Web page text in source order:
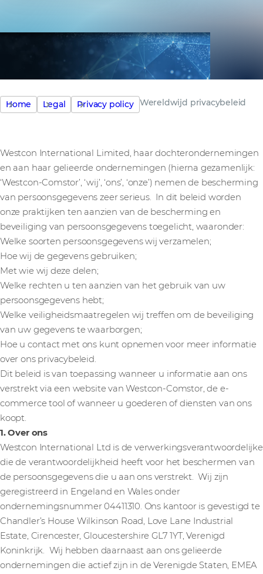
Home Legal Privacy policy Wereldwijd privacybeleid
Westcon International Limited, haar dochterondernemingen
en aan haar gelieerde ondernemingen (hierna gezamenlijk:
‘Westcon-Comstor’, ‘wij’, ‘ons’, ‘onze’) nemen de bescherming
van persoonsgegevens zeer serieus. In dit beleid worden
onze praktijken ten aanzien van de bescherming en
beveiliging van persoonsgegevens toegelicht, waaronder:
Welke soorten persoonsgegevens wij verzamelen;
Hoe wij de gegevens gebruiken;
Met wie wij deze delen;
Welke rechten u ten aanzien van het gebruik van uw
persoonsgegevens hebt;
Welke veiligheidsmaatregelen wij treffen om de beveiliging
van uw gegevens te waarborgen;
Hoe u contact met ons kunt opnemen voor meer informatie
over ons privacybeleid.
Dit beleid is van toepassing wanneer u informatie aan ons
verstrekt via een website van Westcon-Comstor, de e-
commerce tool of wanneer u goederen of diensten van ons
koopt.
1. Over ons
Westcon International Ltd is de verwerkingsverantwoordelijke
die de verantwoordelijkheid heeft voor het beschermen van
de persoonsgegevens die u aan ons verstrekt. Wij zijn
geregistreerd in Engeland en Wales onder
ondernemingsnummer 04411310. Ons kantoor is gevestigd te
Chandler’s House Wilkinson Road, Love Lane Industrial
Estate, Cirencester, Gloucestershire GL7 1YT, Verenigd
Koninkrijk. Wij hebben daarnaast aan ons gelieerde
ondernemingen die actief zijn in de Verenigde Staten, EMEA